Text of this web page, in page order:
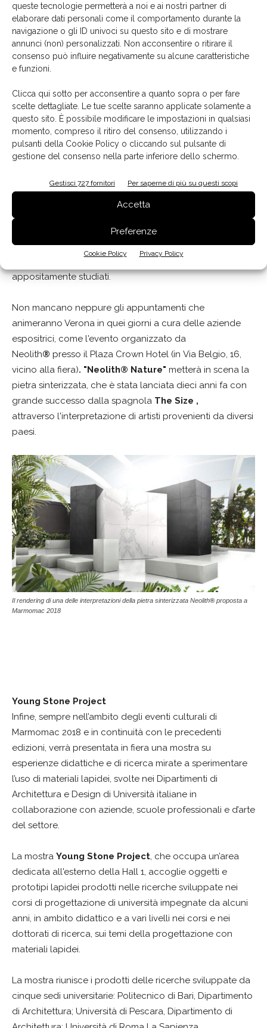
queste tecnologie permetterà a noi e ai nostri partner di
elaborare dati personali come il comportamento durante la
navigazione o gli ID univoci su questo sito e di mostrare
annunci (non) personalizzati. Non acconsentire o ritirare il
consenso può influire negativamente su alcune caratteristiche
e funzioni.
Clicca qui sotto per acconsentire a quanto sopra o per fare
scelte dettagliate. Le tue scelte saranno applicate solamente a
questo sito. È possibile modificare le impostazioni in qualsiasi
momento, compreso il ritiro del consenso, utilizzando i
pulsanti della Cookie Policy o cliccando sul pulsante di
gestione del consenso nella parte inferiore dello schermo.
Gestisci 727 fornitori Per saperne di più su questi scopi
Accetta
Preferenze
Cookie Policy Privacy Policy
•American Bar curato da Giorgio Canale : torna anche
quest’anno lo spazio bar, con un nuovo progetto
allestitivo realizzato in collaborazione con Pimar, dove i
visitatori potranno prendersi una pausa con un buon
caffè o sorseggiando un bicchiere di vino o un Marmito, il
cocktail ufficiale di Marmomac.
Palcoscenico prestigioso per centralità e visibilità, The
Italian Stone Theatre è dedicato alle aziende espositrici
italiane che vogliono cimentarsi nella realizzazione di
aziende di lavorazione della pietra e quello delle
aziende produttrici di macchinari e tecnologie, raccolte
in un unico momento espositivo. Tutte le aziende sono
abbinate a designer e architetti di fama mondiale che
stimoleranno le opportunità relazionali e le capacità di
appositamente studiati.
Non mancano neppure gli appuntamenti che
animeranno Verona in quei giorni a cura delle aziende
espositrici, come l'evento organizzato da
Neolith® presso il Plaza Crown Hotel (in Via Belgio, 16,
vicino alla fiera). "Neolith® Nature" metterà in scena la
pietra sinterizzata, che è stata lanciata dieci anni fa con
grande successo dalla spagnola The Size ,
attraverso l'interpretazione di artisti provenienti da diversi
paesi.
Il rendering di una delle interpretazioni della pietra sinterizzata Neolith® proposta a
Marmomac 2018
Young Stone Project
Infine, sempre nell’ambito degli eventi culturali di
Marmomac 2018 e in continuità con le precedenti
edizioni, verrà presentata in fiera una mostra su
esperienze didattiche e di ricerca mirate a sperimentare
l’uso di materiali lapidei, svolte nei Dipartimenti di
Architettura e Design di Università italiane in
collaborazione con aziende, scuole professionali e d’arte
del settore.
La mostra Young Stone Project, che occupa un’area
dedicata all'esterno della Hall 1, accoglie oggetti e
prototipi lapidei prodotti nelle ricerche sviluppate nei
corsi di progettazione di università impegnate da alcuni
anni, in ambito didattico e a vari livelli nei corsi e nei
dottorati di ricerca, sui temi della progettazione con
materiali lapidei.
La mostra riunisce i prodotti delle ricerche sviluppate da
cinque sedi universitarie: Politecnico di Bari, Dipartimento
di Architettura; Università di Pescara, Dipartimento di